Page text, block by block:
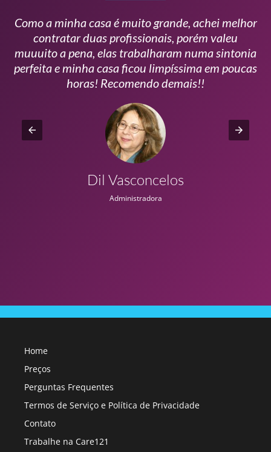
Como a minha casa é muito grande, achei melhor
contratar duas profissionais, porém valeu
muuuito a pena, elas trabalharam numa sintonia
perfeita e minha casa ficou limpíssima em poucas
horas! Recomendo demais!!
Dil Vasconcelos
Administradora
Home
Preços
Perguntas Frequentes
Termos de Serviço e Política de Privacidade
Contato
Trabalhe na Care121